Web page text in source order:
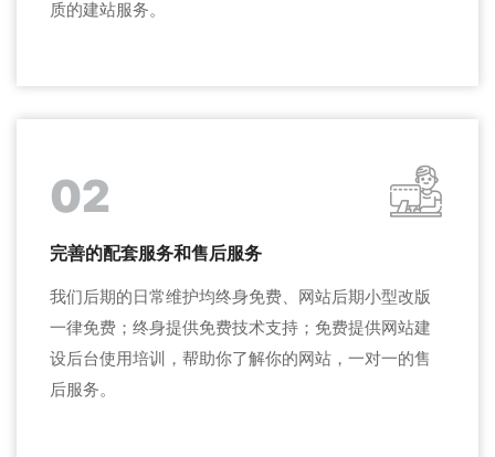
质的建站服务。
02
完善的配套服务和售后服务
我们后期的日常维护均终身免费、网站后期小型改版
一律免费；终身提供免费技术支持；免费提供网站建
设后台使用培训，帮助你了解你的网站，一对一的售
后服务。